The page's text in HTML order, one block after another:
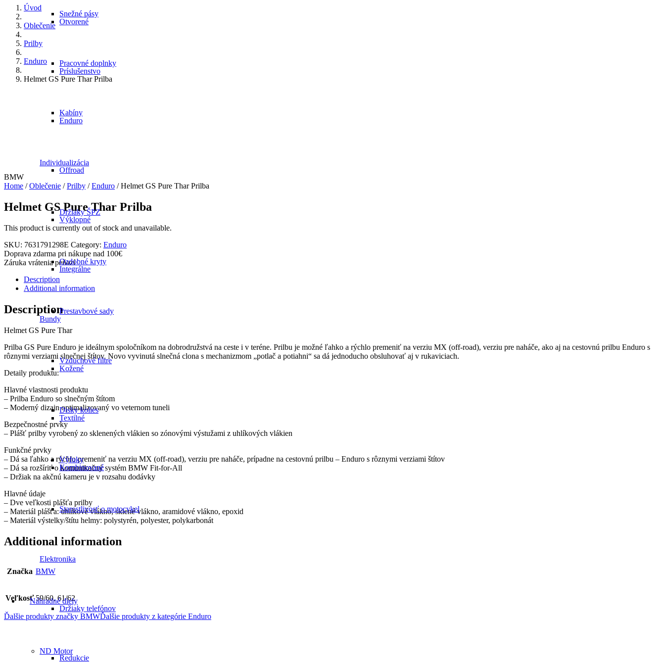
Otvorené
Príslušenstvo
Enduro
Offroad
Výklopné
Integrálne
Bundy
Kožené
Textilné
Kombinované
Snežné pásy
Pracovné doplnky
Kabíny
Individualizácia
Držiaky ŠPZ
Ozdobné kryty
Prestavbové sady
Vzduchové filtre
Disky kolies
Výfuky
Starostlivosť o motocykel
Elektronika
Držiaky telefónov
Redukcie
Náhradné diely
ND Motor
Úvod
Oblečenie
Prilby
Enduro
Helmet GS Pure Thar Prilba
BMW
Home /Oblečenie /Prilby /Enduro / Helmet GS Pure Thar Prilba
Helmet GS Pure Thar Prilba
This product is currently out of stock and unavailable.
SKU: 7631791298E Category: Enduro
Doprava zdarma pri nákupe nad 100€
Záruka vrátenia peňazí
Description
Additional information
Description
Helmet GS Pure Thar
Prilba GS Pure Enduro je ideálnym spoločníkom na dobrodružstvá na ceste i v teréne. Prilbu je možné ľahko a rýchlo premeniť na verziu MX (off-road), verziu pre naháče, ako aj na cestovnú prilbu Enduro s
rôznymi verziami slnečnej štítov. Novo vyvinutá slnečná clona s mechanizmom „potlač a potiahni“ sa dá jednoducho obsluhovať aj v rukaviciach.
Detaily produktu:
Hlavné vlastnosti produktu
– Prilba Enduro so slnečným štítom
– Moderný dizajn optimalizovaný vo veternom tuneli
Bezpečnostné prvky
– Plášť prilby vyrobený zo sklenených vlákien so zónovými výstužami z uhlíkových vlákien
Funkčné prvky
– Dá sa ľahko a rýchlo premeniť na verziu MX (off-road), verziu pre naháče, prípadne na cestovnú prilbu – Enduro s rôznymi verziami štítov
– Dá sa rozšíriť o komunikačný systém BMW Fit-for-All
– Držiak na akčnú kameru je v rozsahu dodávky
Hlavné údaje
– Dve veľkosti plášťa prilby
– Materiál plášťa: uhlíkové vlákno, sklené vlákno, aramidové vlákno, epoxid
– Materiál výstelky/štítu helmy: polystyrén, polyester, polykarbonát
Additional information
Značka BMW
Veľkosť 59/60, 61/62
Ďalšie produkty značky BMWĎalšie produkty z kategórie Enduro